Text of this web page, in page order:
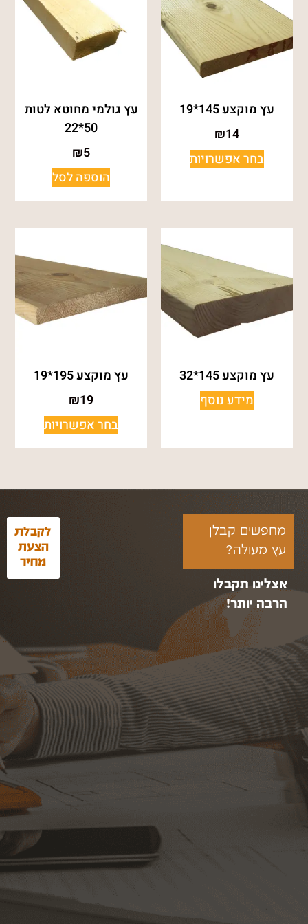
עץ מוקצע 145*19
₪14
בחר אפשרויות
עץ גולמי מחוטא לטות
50*22
₪5
הוספה לסל
עץ מוקצע 145*32
מידע נוסף
עץ מוקצע 195*19
₪19
בחר אפשרויות
מחפשים קבלן
עץ מעולה?
אצלינו תקבלו
הרבה יותר!
לקבלת
הצעת
מחיר